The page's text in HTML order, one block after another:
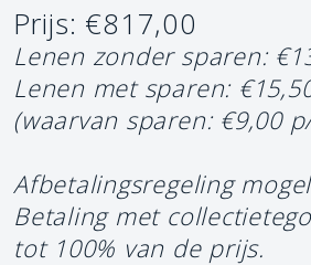
Prijs: €817,00
Lenen zonder sparen:
Lenen met sparen:
(waarvan sparen: €9,00
Afbetalingsregeling
Betaling met
tot 100% van de prijs.